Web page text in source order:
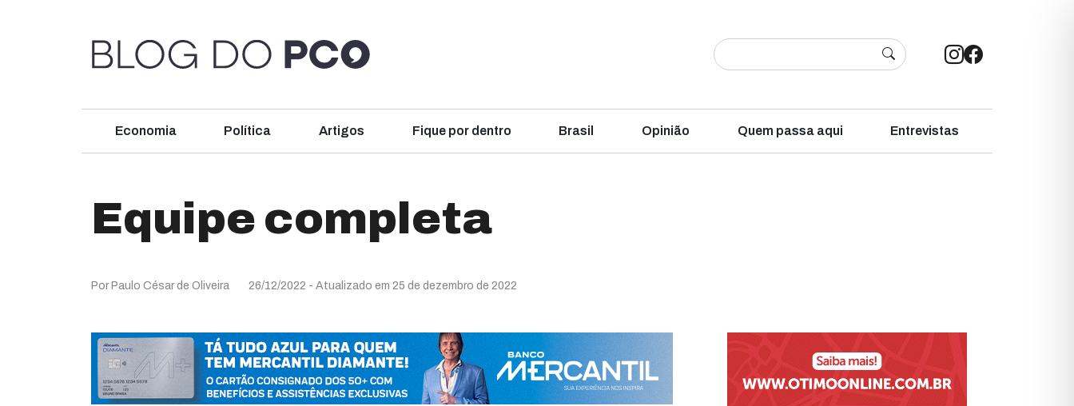
Economia Política Artigos Fique por dentro Brasil Opinião Quem passa aqui Entrevistas
Equipe completa
Por Paulo César de Oliveira 26/12/2022 - Atualizado em 25 de dezembro de 2022